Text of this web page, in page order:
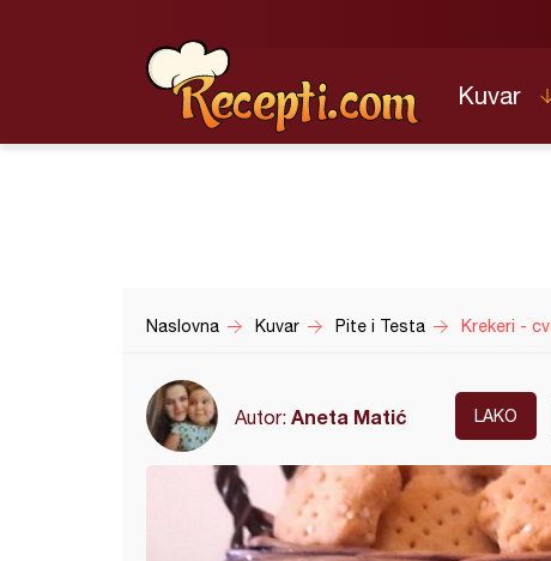
Kuvar
Naslovna Kuvar Pite i Testa Krekeri -
Autor: Aneta Matić LAKO